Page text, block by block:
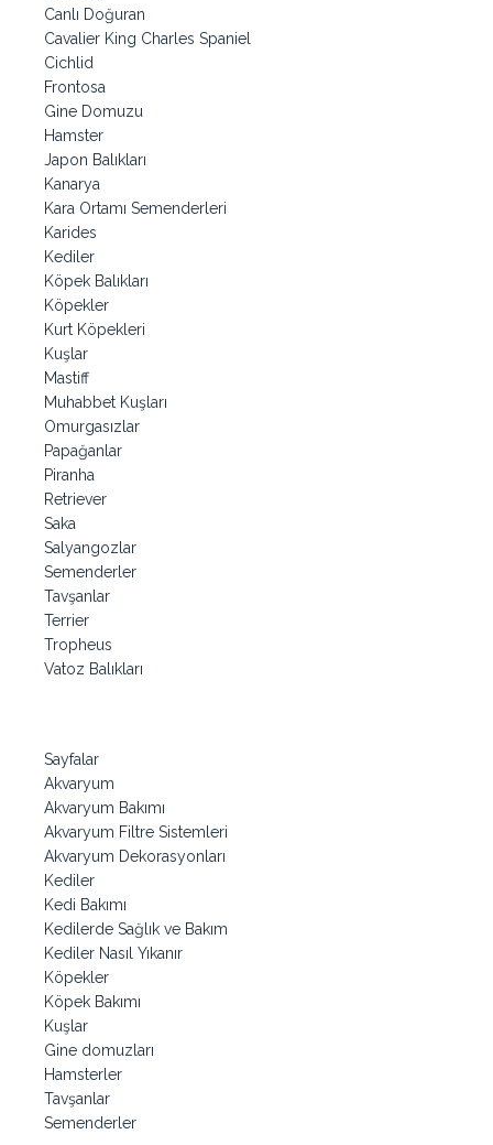
Canlı Doğuran
Cavalier King Charles Spaniel
Cichlid
Frontosa
Gine Domuzu
Hamster
Japon Balıkları
Kanarya
Kara Ortamı Semenderleri
Karides
Kediler
Köpek Balıkları
Köpekler
Kurt Köpekleri
Kuşlar
Mastiff
Muhabbet Kuşları
Omurgasızlar
Papağanlar
Piranha
Retriever
Saka
Salyangozlar
Semenderler
Tavşanlar
Terrier
Tropheus
Vatoz Balıkları
Sayfalar
Akvaryum
Akvaryum Bakımı
Akvaryum Filtre Sistemleri
Akvaryum Dekorasyonları
Kediler
Kedi Bakımı
Kedilerde Sağlık ve Bakım
Kediler Nasıl Yıkanır
Köpekler
Köpek Bakımı
Kuşlar
Gine domuzları
Hamsterler
Tavşanlar
Semenderler